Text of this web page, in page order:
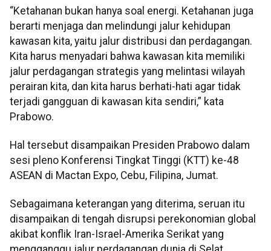
“Ketahanan bukan hanya soal energi. Ketahanan juga
berarti menjaga dan melindungi jalur kehidupan
kawasan kita, yaitu jalur distribusi dan perdagangan.
Kita harus menyadari bahwa kawasan kita memiliki
jalur perdagangan strategis yang melintasi wilayah
perairan kita, dan kita harus berhati-hati agar tidak
terjadi gangguan di kawasan kita sendiri,” kata
Prabowo.
Hal tersebut disampaikan Presiden Prabowo dalam
sesi pleno Konferensi Tingkat Tinggi (KTT) ke-48
ASEAN di Mactan Expo, Cebu, Filipina, Jumat.
Sebagaimana keterangan yang diterima, seruan itu
disampaikan di tengah disrupsi perekonomian global
akibat konflik Iran-Israel-Amerika Serikat yang